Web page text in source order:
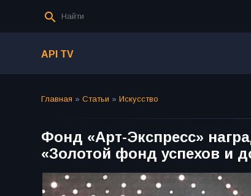
API TV
Главная » Статьи » Искусство
Фонд «Арт-Экспресс»
«Золотой фонд успехов и